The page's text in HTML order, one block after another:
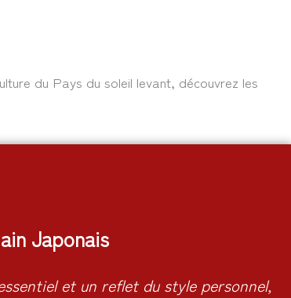
du Pays du soleil levant, découvrez les
Japonais
et un reflet du style personnel,